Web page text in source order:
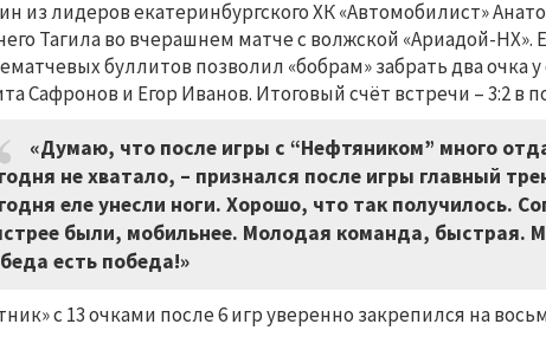
из лидеров екатеринбургского ХК «Автомобилист»
Тагила во вчерашнем матче с волжской «Ариадой-НХ».
буллитов позволил «бобрам» забрать два очка
Сафронов и Егор Иванов. Итоговый счёт встречи –3:2 в
«Думаю, что после игры с “Нефтяником” много
не хватало, – признался после игры главный
еле унесли ноги. Хорошо, что так получилось.
были, мобильнее. Молодая команда, быстрая.
есть победа!»
с 13 очками после 6 игр уверенно закрепился на